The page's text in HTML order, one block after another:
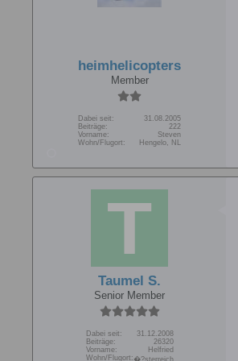
heimhelicopters
Member
Dabei seit:
31.08.2005
Beiträge:
222
Vorname:
Steven
Wohn/Flugort:
Hengelo, NL
Taumel S.
Senior Member
Dabei seit:
31.12.2008
Beiträge:
26320
Vorname:
Helfried
Wohn/Flugort: